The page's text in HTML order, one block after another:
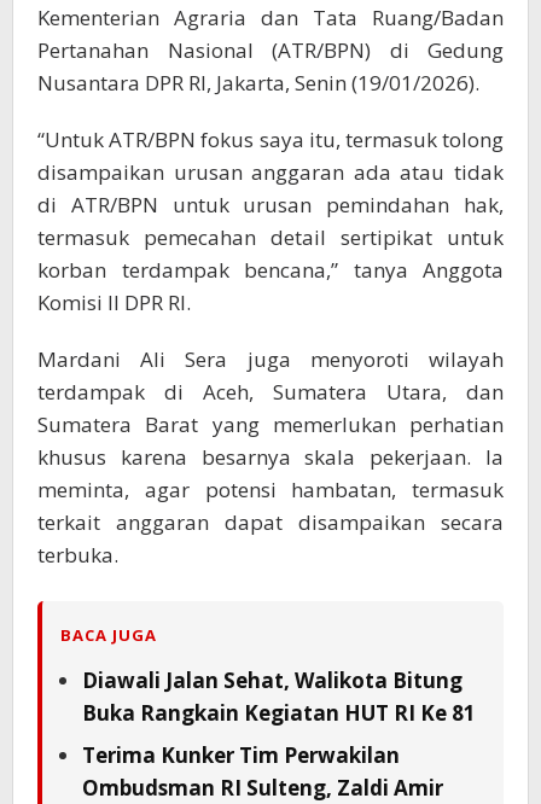
Kementerian Agraria dan Tata Ruang/Badan
Pertanahan Nasional (ATR/BPN) di Gedung
Nusantara DPR RI, Jakarta, Senin (19/01/2026).
“Untuk ATR/BPN fokus saya itu, termasuk tolong
disampaikan urusan anggaran ada atau tidak
di ATR/BPN untuk urusan pemindahan hak,
termasuk pemecahan detail sertipikat untuk
korban terdampak bencana,” tanya Anggota
Komisi II DPR RI.
Mardani Ali Sera juga menyoroti wilayah
terdampak di Aceh, Sumatera Utara, dan
Sumatera Barat yang memerlukan perhatian
khusus karena besarnya skala pekerjaan. Ia
meminta, agar potensi hambatan, termasuk
terkait anggaran dapat disampaikan secara
terbuka.
BACA JUGA
Diawali Jalan Sehat, Walikota Bitung
Buka Rangkain Kegiatan HUT RI Ke 81
Terima Kunker Tim Perwakilan
Ombudsman RI Sulteng, Zaldi Amir